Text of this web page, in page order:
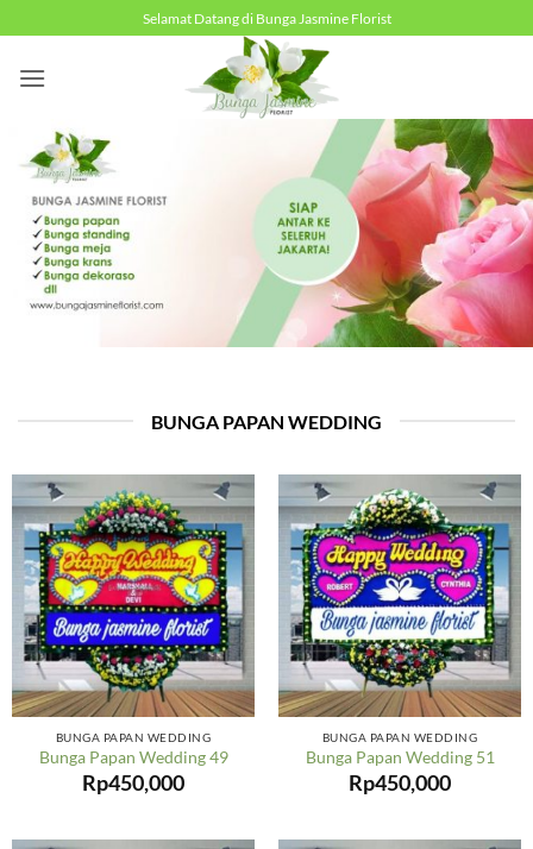
to
content
Selamat Datang di Bunga Jasmine Florist
BUNGA PAPAN WEDDING
BUNGA PAPAN WEDDING
Bunga Papan Wedding 49
Rp450,000
BUNGA PAPAN WEDDING
Bunga Papan Wedding 51
Rp450,000